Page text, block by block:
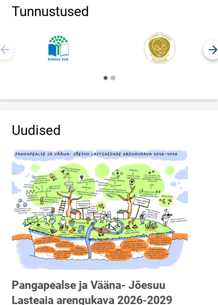
Tunnustused
Uudised
Pangapealse ja Vääna- Jõesuu
Lasteaia arengukava 2026-2029